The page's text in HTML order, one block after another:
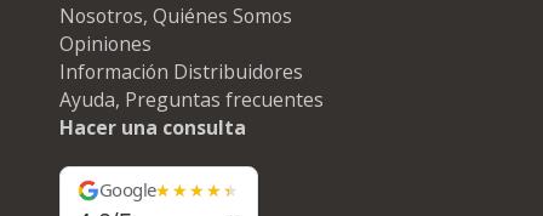
Nosotros, Quiénes Somos
Opiniones
Información Distribuidores
Ayuda, Preguntas frecuentes
Hacer una consulta
Google